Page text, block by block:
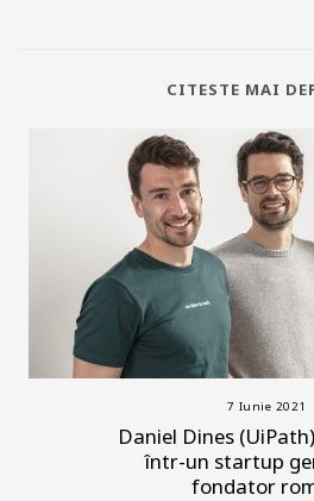
CITESTE MAI
7 Iunie 2021
Daniel Dines
într-un startup
fondator